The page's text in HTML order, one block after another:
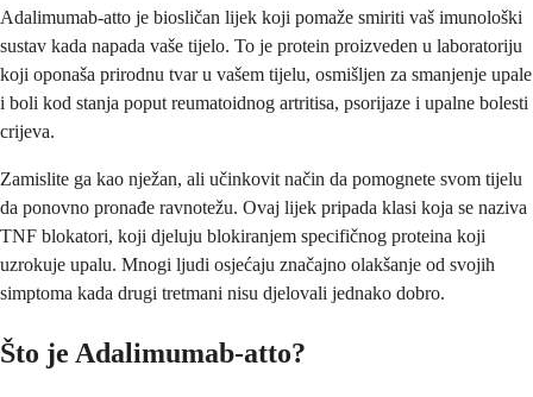
Adalimumab-atto je biosličan lijek koji pomaže smiriti vaš imunološki
sustav kada napada vaše tijelo. To je protein proizveden u laboratoriju
koji oponaša prirodnu tvar u vašem tijelu, osmišljen za smanjenje upale
i boli kod stanja poput reumatoidnog artritisa, psorijaze i upalne bolesti
crijeva.
Zamislite ga kao nježan, ali učinkovit način da pomognete svom tijelu
da ponovno pronađe ravnotežu. Ovaj lijek pripada klasi koja se naziva
TNF blokatori, koji djeluju blokiranjem specifičnog proteina koji
uzrokuje upalu. Mnogi ljudi osjećaju značajno olakšanje od svojih
simptoma kada drugi tretmani nisu djelovali jednako dobro.
Što je Adalimumab-atto?